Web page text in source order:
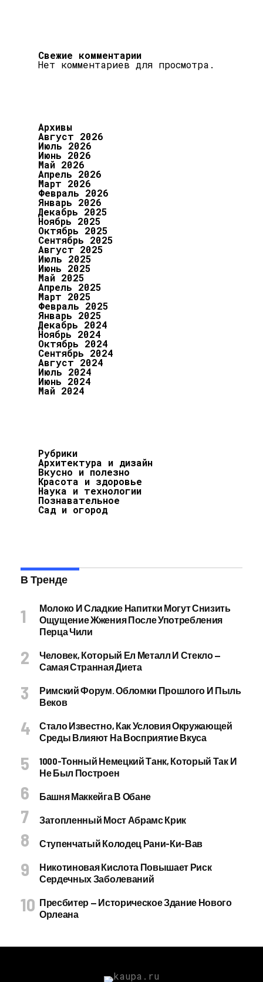
Свежие комментарии
Нет комментариев для просмотра.
Архивы
Август 2026
Июль 2026
Июнь 2026
Май 2026
Апрель 2026
Март 2026
Февраль 2026
Январь 2026
Декабрь 2025
Ноябрь 2025
Октябрь 2025
Сентябрь 2025
Август 2025
Июль 2025
Июнь 2025
Май 2025
Апрель 2025
Март 2025
Февраль 2025
Январь 2025
Декабрь 2024
Ноябрь 2024
Октябрь 2024
Сентябрь 2024
Август 2024
Июль 2024
Июнь 2024
Май 2024
Рубрики
Архитектура и дизайн
Вкусно и полезно
Красота и здоровье
Наука и технологии
Познавательное
Сад и огород
В Тренде
Молоко И Сладкие Напитки Могут Снизить
Ощущение Жжения После Употребления
Перца Чили
Человек, Который Ел Металл И Стекло —
Самая Странная Диета
Римский Форум. Обломки Прошлого И Пыль
Веков
Стало Известно, Как Условия Окружающей
Среды Влияют На Восприятие Вкуса
1000-Тонный Немецкий Танк, Который Так И
Не Был Построен
Башня Маккейга В Обане
Затопленный Мост Абрамс Крик
Ступенчатый Колодец Рани-Ки-Вав
Никотиновая Кислота Повышает Риск
Сердечных Заболеваний
Пресбитер — Историческое Здание Нового
Орлеана